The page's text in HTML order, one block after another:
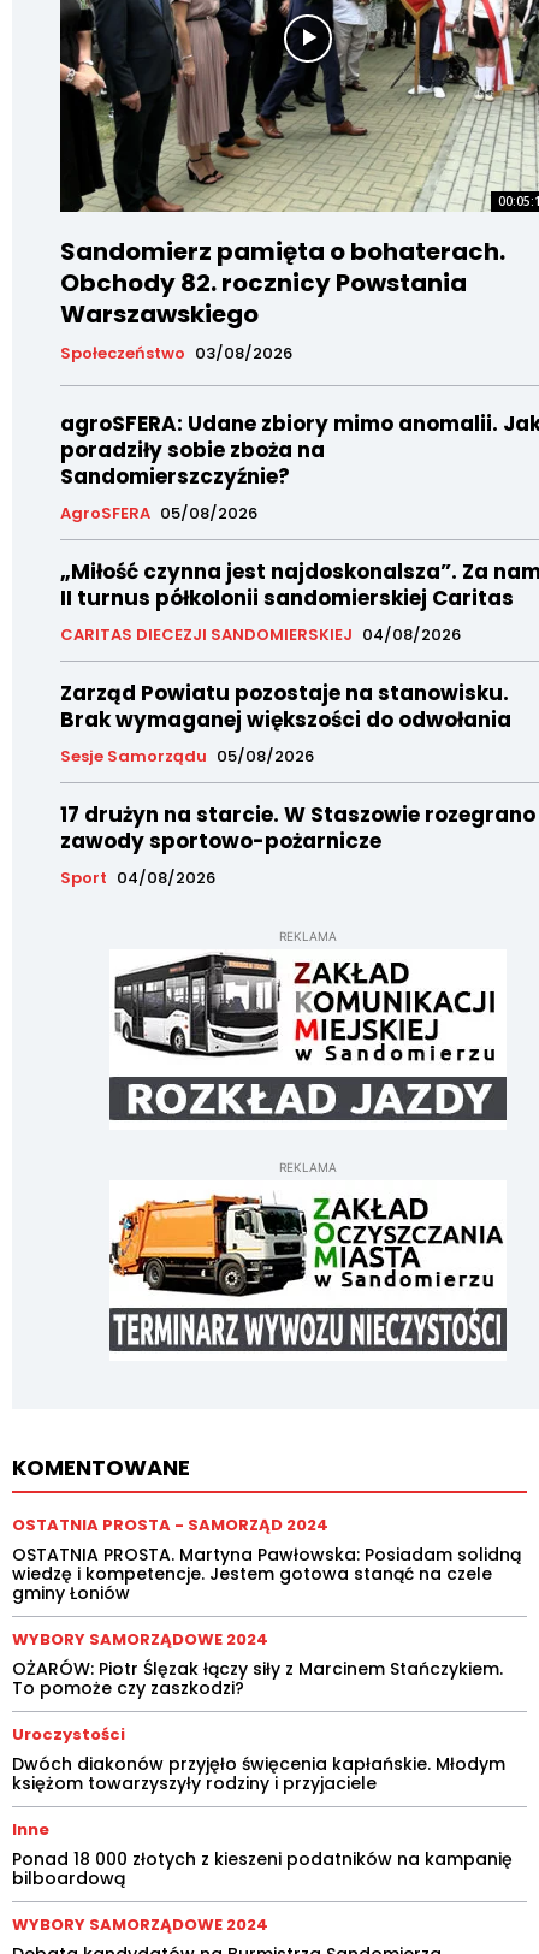
Sandomierz pamięta o bohaterach.
Obchody 82. rocznicy Powstania
Warszawskiego
Społeczeństwo 03/08/2026
agroSFERA: Udane zbiory mimo anomalii.
poradziły sobie zboża na
Sandomierszczyźnie?
AgroSFERA 05/08/2026
„Miłość czynna jest najdoskonalsza”. Za
II turnus półkolonii sandomierskiej Caritas
CARITAS DIECEZJI SANDOMIERSKIEJ 04/08/2026
Zarząd Powiatu pozostaje na stanowisku.
Brak wymaganej większości do odwołania
Sesje Samorządu 05/08/2026
17 drużyn na starcie. W Staszowie rozegrano
zawody sportowo-pożarnicze
Sport 04/08/2026
REKLAMA
REKLAMA
KOMENTOWANE
OSTATNIA PROSTA - SAMORZĄD 2024
OSTATNIA PROSTA. Martyna Pawłowska: Posiadam solidną
wiedzę i kompetencje. Jestem gotowa stanąć na czele
gminy Łoniów
WYBORY SAMORZĄDOWE 2024
OŻARÓW: Piotr Ślęzak łączy siły z Marcinem Stańczykiem.
To pomoże czy zaszkodzi?
Uroczystości
Dwóch diakonów przyjęło święcenia kapłańskie. Młodym
księżom towarzyszyły rodziny i przyjaciele
Inne
Ponad 18 000 złotych z kieszeni podatników na kampanię
bilboardową
WYBORY SAMORZĄDOWE 2024